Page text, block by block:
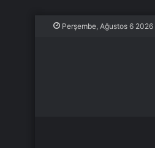
Perşembe, Ağustos 6 2026